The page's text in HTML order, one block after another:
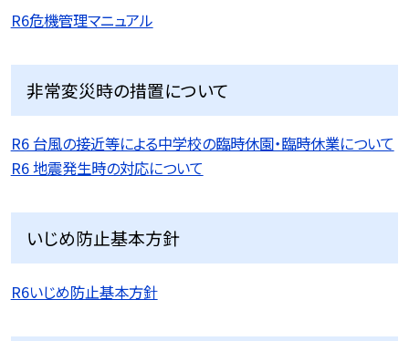
R6危機管理マニュアル
非常変災時の措置について
R6 台風の接近等による中学校の臨時休園・臨時休業について
R6 地震発生時の対応について
いじめ防止基本方針
R6いじめ防止基本方針